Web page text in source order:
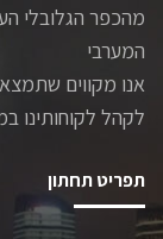
מהכפר הגלובלי
המערבי
אנו מקווים
לקהל לקוחותינו
תפריט תחתון